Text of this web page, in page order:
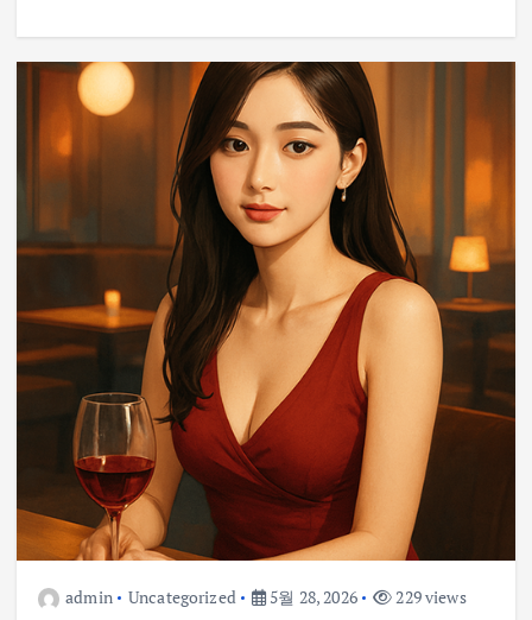
admin Uncategorized 5월 28, 2026 229 views